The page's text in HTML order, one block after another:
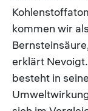
kommen wir
erklärt
besteht in